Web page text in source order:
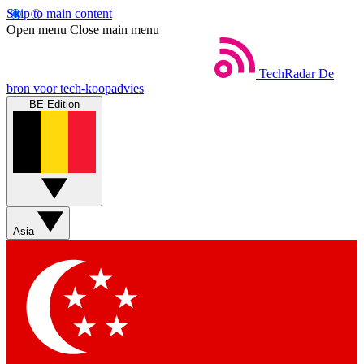
Skip to main content
Open menu Close main menu
TechRadar De
bron voor tech-koopadvies
BE Edition
Asia